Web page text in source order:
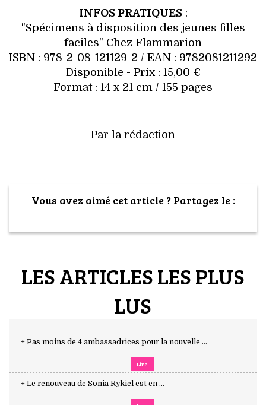
INFOS PRATIQUES:
"Spécimens à disposition des jeunes filles
faciles" Chez Flammarion
ISBN : 978-2-08-121129-2 / EAN : 9782081211292
Disponible - Prix : 15,00 €
Format : 14 x 21 cm / 155 pages
Par la rédaction
Vous avez aimé cet article ? Partagez le :
LES ARTICLES LES PLUS
LUS
+ Pas moins de 4 ambassadrices pour la nouvelle ...
Lire
+ Le renouveau de Sonia Rykiel est en ...